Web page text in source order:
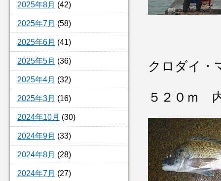
2025年8月 (42)
2025年7月 (58)
2025年6月 (41)
2025年5月 (36)
2025年4月 (32)
2025年3月 (16)
2024年10月 (30)
2024年9月 (33)
2024年8月 (28)
2024年7月 (27)
クロダイ・
５２０ｍ